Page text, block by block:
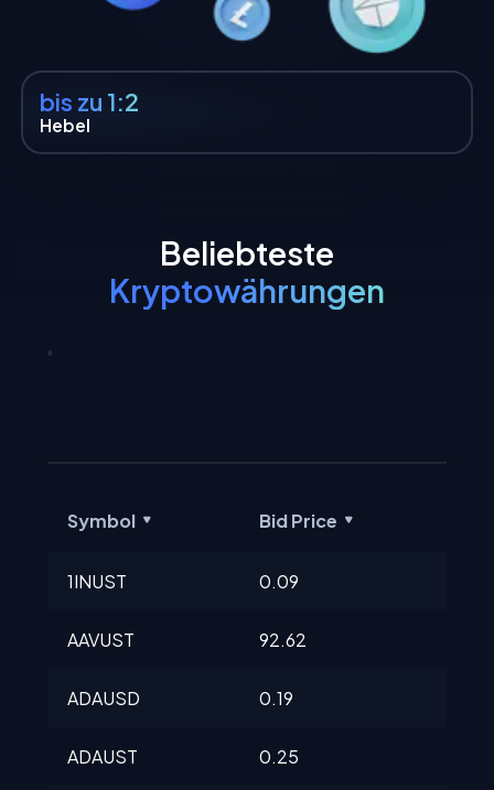
bis zu 1:2
Hebel
Beliebteste
Kryptowährungen
Symbol Bid Price
1INUST 0.09
AAVUST 92.62
ADAUSD 0.19
ADAUST 0.25